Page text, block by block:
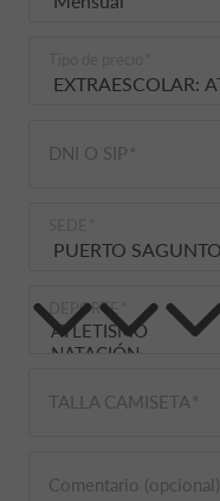
DNI O SIP
DEPORTE
TALLA CAMISETA
Comentario (opcional)